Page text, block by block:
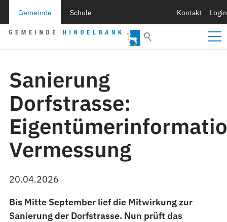
Gemeinde Schule Kontakt Login
Sanierung
Dorfstrasse:
Vermessung
20.04.2026
Bis Mitte September lief die Mitwirkung zur
Sanierung der Dorfstrasse. Nun prüft das